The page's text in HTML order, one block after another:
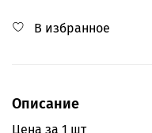
В избранное
Описание
Цена за 1 шт